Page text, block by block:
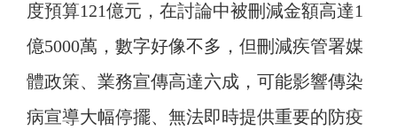
度預算121億元，在討論中被刪減金額高達1
億5000萬，數字好像不多，但刪減疾管署媒
體政策、業務宣傳高達六成，可能影響傳染
病宣導大幅停擺、無法即時提供重要的防疫